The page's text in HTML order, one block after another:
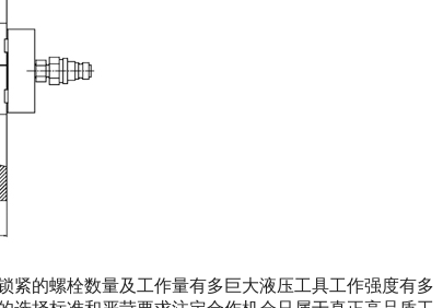
紧的螺栓数量及工作量有多巨大液压工具工作强度有多